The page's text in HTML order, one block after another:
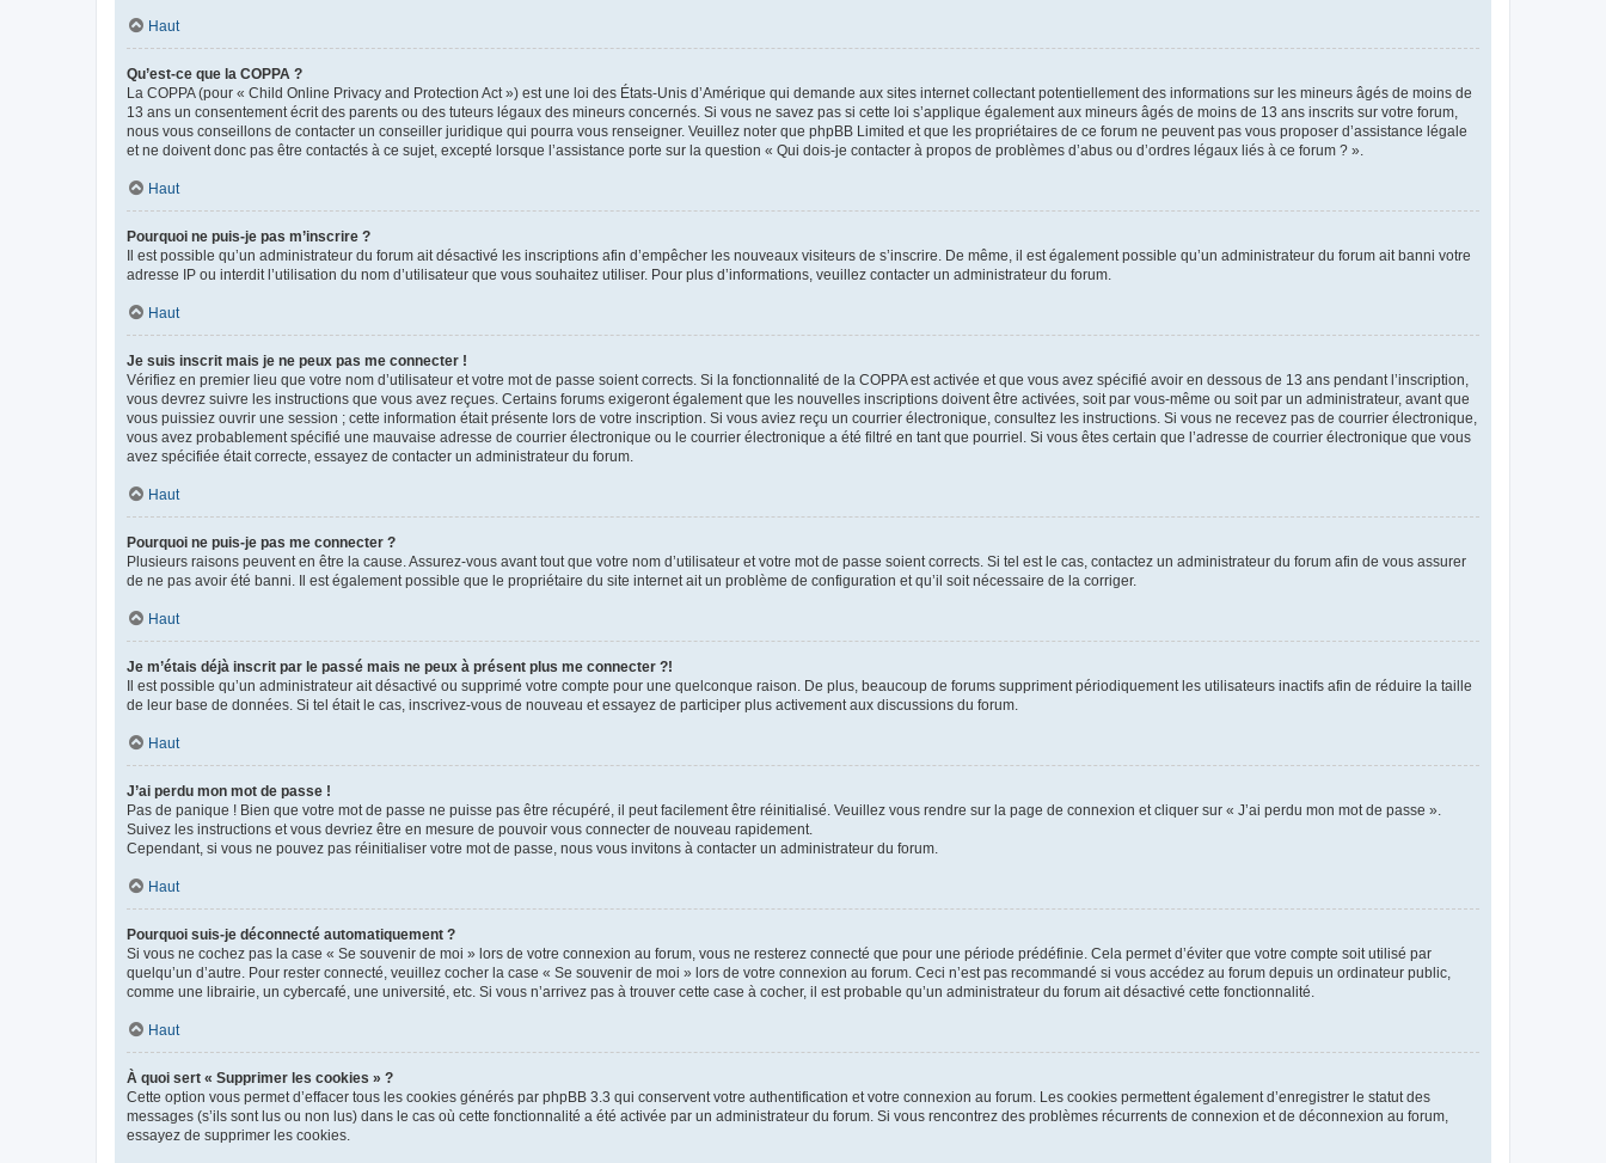
Haut
Qu’est-ce que la COPPA ?
La COPPA (pour « Child Online Privacy and Protection Act ») est une loi des États-Unis d’Amérique qui demande aux sites internet collectant potentiellement des informations sur les mineurs âgés de moins de
13 ans un consentement écrit des parents ou des tuteurs légaux des mineurs concernés. Si vous ne savez pas si cette loi s’applique également aux mineurs âgés de moins de 13 ans inscrits sur votre forum,
nous vous conseillons de contacter un conseiller juridique qui pourra vous renseigner. Veuillez noter que phpBB Limited et que les propriétaires de ce forum ne peuvent pas vous proposer d’assistance légale
et ne doivent donc pas être contactés à ce sujet, excepté lorsque l’assistance porte sur la question « Qui dois-je contacter à propos de problèmes d’abus ou d’ordres légaux liés à ce forum ? ».
Haut
Pourquoi ne puis-je pas m’inscrire ?
Il est possible qu’un administrateur du forum ait désactivé les inscriptions afin d’empêcher les nouveaux visiteurs de s’inscrire. De même, il est également possible qu’un administrateur du forum ait banni votre
adresse IP ou interdit l’utilisation du nom d’utilisateur que vous souhaitez utiliser. Pour plus d’informations, veuillez contacter un administrateur du forum.
Haut
Je suis inscrit mais je ne peux pas me connecter !
Vérifiez en premier lieu que votre nom d’utilisateur et votre mot de passe soient corrects. Si la fonctionnalité de la COPPA est activée et que vous avez spécifié avoir en dessous de 13 ans pendant l’inscription,
vous devrez suivre les instructions que vous avez reçues. Certains forums exigeront également que les nouvelles inscriptions doivent être activées, soit par vous-même ou soit par un administrateur, avant que
vous puissiez ouvrir une session ; cette information était présente lors de votre inscription. Si vous aviez reçu un courrier électronique, consultez les instructions. Si vous ne recevez pas de courrier électronique,
vous avez probablement spécifié une mauvaise adresse de courrier électronique ou le courrier électronique a été filtré en tant que pourriel. Si vous êtes certain que l’adresse de courrier électronique que vous
avez spécifiée était correcte, essayez de contacter un administrateur du forum.
Haut
Pourquoi ne puis-je pas me connecter ?
Plusieurs raisons peuvent en être la cause. Assurez-vous avant tout que votre nom d’utilisateur et votre mot de passe soient corrects. Si tel est le cas, contactez un administrateur du forum afin de vous assurer
de ne pas avoir été banni. Il est également possible que le propriétaire du site internet ait un problème de configuration et qu’il soit nécessaire de la corriger.
Haut
Je m’étais déjà inscrit par le passé mais ne peux à présent plus me connecter ?!
Il est possible qu’un administrateur ait désactivé ou supprimé votre compte pour une quelconque raison. De plus, beaucoup de forums suppriment périodiquement les utilisateurs inactifs afin de réduire la taille
de leur base de données. Si tel était le cas, inscrivez-vous de nouveau et essayez de participer plus activement aux discussions du forum.
Haut
J’ai perdu mon mot de passe !
Pas de panique ! Bien que votre mot de passe ne puisse pas être récupéré, il peut facilement être réinitialisé. Veuillez vous rendre sur la page de connexion et cliquer sur « J’ai perdu mon mot de passe ».
Suivez les instructions et vous devriez être en mesure de pouvoir vous connecter de nouveau rapidement.
Cependant, si vous ne pouvez pas réinitialiser votre mot de passe, nous vous invitons à contacter un administrateur du forum.
Haut
Pourquoi suis-je déconnecté automatiquement ?
Si vous ne cochez pas la case « Se souvenir de moi » lors de votre connexion au forum, vous ne resterez connecté que pour une période prédéfinie. Cela permet d’éviter que votre compte soit utilisé par
quelqu’un d’autre. Pour rester connecté, veuillez cocher la case « Se souvenir de moi » lors de votre connexion au forum. Ceci n’est pas recommandé si vous accédez au forum depuis un ordinateur public,
comme une librairie, un cybercafé, une université, etc. Si vous n’arrivez pas à trouver cette case à cocher, il est probable qu’un administrateur du forum ait désactivé cette fonctionnalité.
Haut
À quoi sert « Supprimer les cookies » ?
Cette option vous permet d’effacer tous les cookies générés par phpBB 3.3 qui conservent votre authentification et votre connexion au forum. Les cookies permettent également d’enregistrer le statut des
messages (s’ils sont lus ou non lus) dans le cas où cette fonctionnalité a été activée par un administrateur du forum. Si vous rencontrez des problèmes récurrents de connexion et de déconnexion au forum,
essayez de supprimer les cookies.